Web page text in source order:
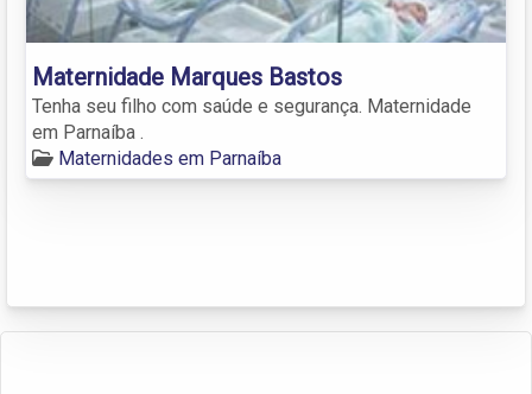
Maternidade Marques Bastos
Tenha seu filho com saúde e segurança. Maternidade
em Parnaíba .
Maternidades em Parnaíba